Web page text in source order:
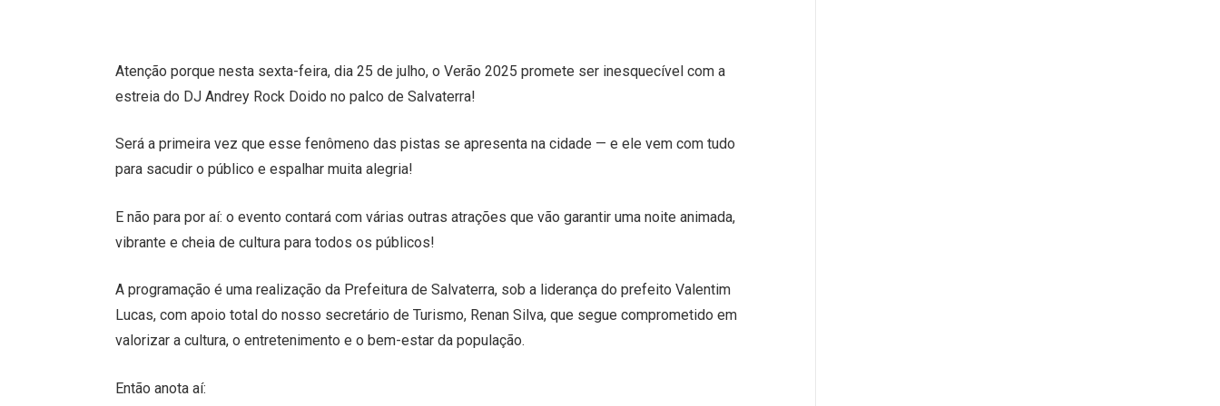
Atenção porque nesta sexta-feira, dia 25 de julho, o Verão 2025 promete ser inesquecível com a
estreia do DJ Andrey Rock Doido no palco de Salvaterra!
Será a primeira vez que esse fenômeno das pistas se apresenta na cidade — e ele vem com tudo
para sacudir o público e espalhar muita alegria!
E não para por aí: o evento contará com várias outras atrações que vão garantir uma noite animada,
vibrante e cheia de cultura para todos os públicos!
A programação é uma realização da Prefeitura de Salvaterra, sob a liderança do prefeito Valentim
Lucas, com apoio total do nosso secretário de Turismo, Renan Silva, que segue comprometido em
valorizar a cultura, o entretenimento e o bem-estar da população.
Então anota aí: